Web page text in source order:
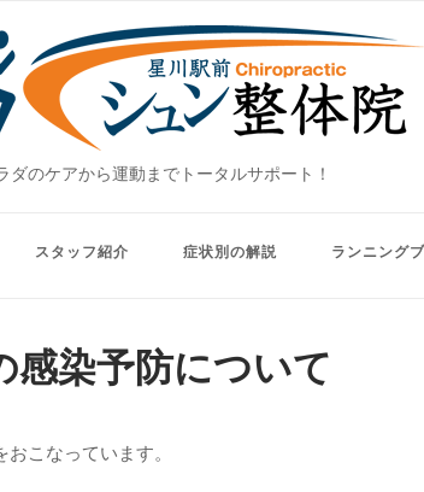
ダのケアから運動までトータルサポート！
スタッフ紹介 症状別の解説 ランニング
感染予防について
こなっています。